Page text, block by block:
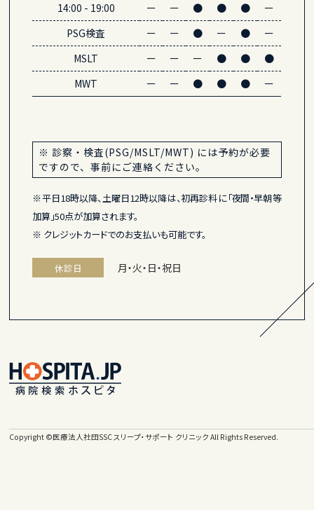
14:00 - 19:00 ー ー ● ● ●
ー
PSG検査
ー ー ● ー ●
ー
MSLT
ー ー ー ● ●
●
MWT
ー ー ● ● ● ー
※ 診察・検査(PSG/MSLT/MWT) には予約が必要
ですので、事前にご連絡ください。
※平日18時以降、土曜日12時以降は、初再診料に「夜間・早朝等
加算」50点が加算されます。
※ クレジットカードでのお支払いも可能です。
休診日 月・火・日・祝日
Copyright ©医療法人社団SSC スリープ・サポート クリニック All Rights Reserved.